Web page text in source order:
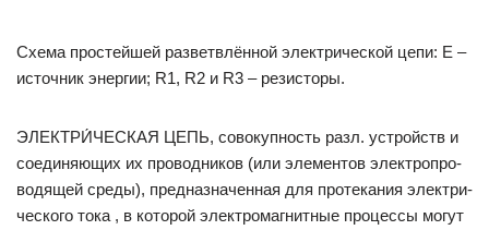
Схема простейшей разветвлённой электрической цепи: Е –
источник энергии; R1, R2 и R3 – резисторы.
ЭЛЕКТРИ́ЧЕСКАЯ ЦЕПЬ, со­во­куп­ность разл. уст­ройств и
со­еди­няю­щих их про­вод­ни­ков (или эле­мен­тов элек­тро­про­
во­дя­щей сре­ды), пред­на­зна­чен­ная для про­те­ка­ния элек­три­
че­ско­го то­ка , в ко­то­рой элек­тро­маг­нит­ные про­цес­сы мо­гут